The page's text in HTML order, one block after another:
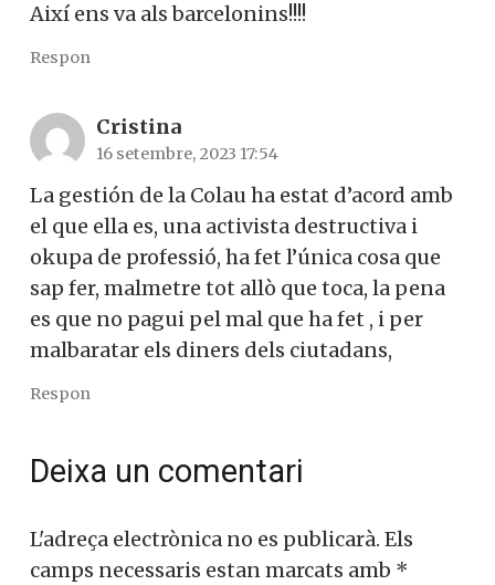
Així ens va als barcelonins!!!!
Respon
Cristina
16 setembre, 2023 17:54
La gestión de la Colau ha estat d’acord amb
el que ella es, una activista destructiva i
okupa de professió, ha fet l’única cosa que
sap fer, malmetre tot allò que toca, la pena
es que no pagui pel mal que ha fet , i per
malbaratar els diners dels ciutadans,
Respon
Deixa un comentari
L'adreça electrònica no es publicarà. Els
camps necessaris estan marcats amb *